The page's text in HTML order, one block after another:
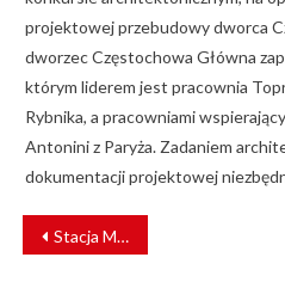
projektowej przebudowy dworca
dworzec Częstochowa Główna
którym liderem jest pracownia
Rybnika, a pracowniami
Antonini z Paryża. Zadaniem
dokumentacji projektowej
NAWIGACJA
WPISU
Stacja Muzeum zaprasza na premierę książki “Stacja Europa Centralna”